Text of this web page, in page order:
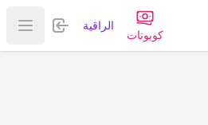
كوبونات
الراقية تسجيل
عرض